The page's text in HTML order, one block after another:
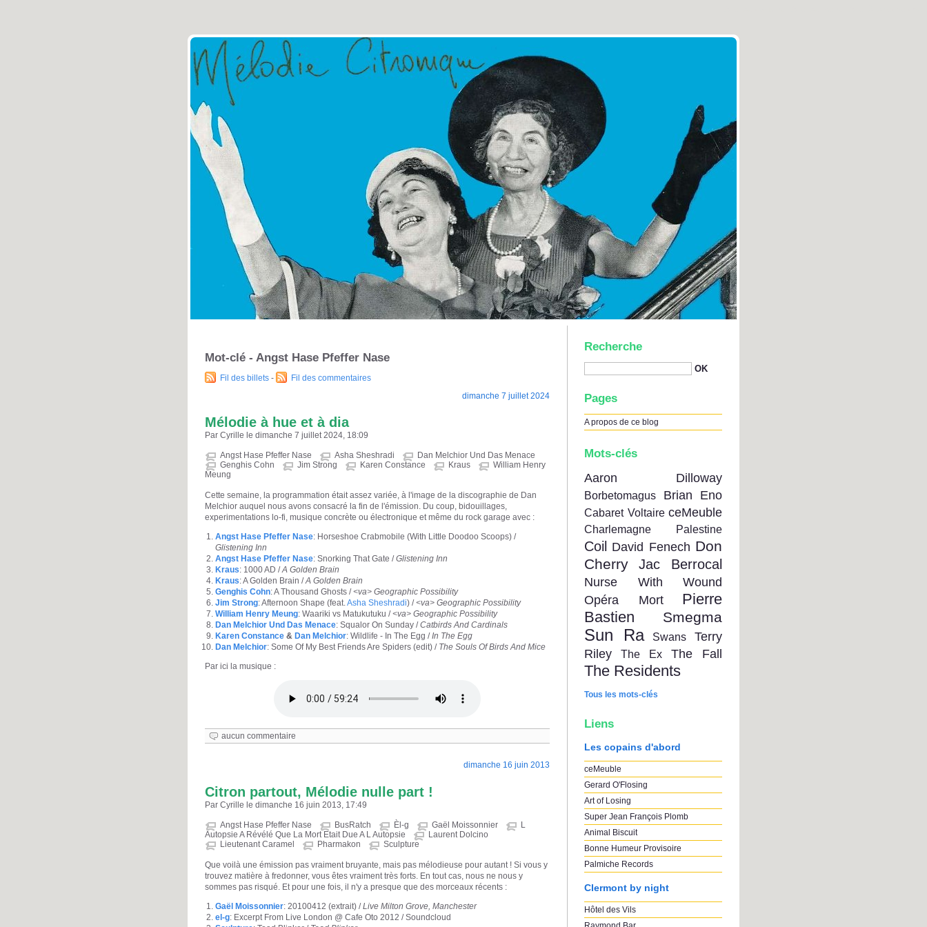
Mot-clé - Angst Hase Pfeffer Nase
Fil des billets -
Fil des commentaires
dimanche 7 juillet 2024
Mélodie à hue et à dia
Par Cyrille le dimanche 7 juillet 2024, 18:09
Angst Hase Pfeffer Nase Asha Sheshradi
Dan Melchior Und Das Menace
Genghis Cohn
Jim Strong Karen Constance Kraus
William Henry
Meung
Cette semaine, la programmation était assez variée, à l'image de la discographie de Dan
Melchior auquel nous avons consacré la fin de l'émission. Du coup, bidouillages,
experimentations lo-fi, musique concrète ou électronique et même du rock garage avec :
Angst Hase Pfeffer Nase: Horseshoe Crabmobile (With Little Doodoo Scoops) /
Glistening Inn
Angst Hase Pfeffer Nase: Snorking That Gate /Glistening Inn
Kraus: 1000 AD /A Golden Brain
Kraus: A Golden Brain /A Golden Brain
Genghis Cohn: A Thousand Ghosts /<va> Geographic Possibility
Jim Strong: Afternoon Shape (feat.Asha Sheshradi) /<va> Geographic Possibility
William Henry Meung: Waariki vs Matukutuku /<va> Geographic Possibility
Dan Melchior Und Das Menace: Squalor On Sunday /Catbirds And Cardinals
Karen Constance & Dan Melchior: Wildlife - In The Egg /In The Egg
Dan Melchior: Some Of My Best Friends Are Spiders (edit) / The Souls Of Birds And Mice
Par ici la musique :
aucun commentaire
dimanche 16 juin 2013
Citron partout, Mélodie nulle part !
Par Cyrille le dimanche 16 juin 2013, 17:49
Angst Hase Pfeffer Nase BusRatch Èl-g Gaël Moissonnier
L
Autopsie A Révélé Que La Mort Etait Due A L Autopsie
Laurent Dolcino
Lieutenant Caramel
Pharmakon Sculpture
Que voilà une émission pas vraiment bruyante, mais pas mélodieuse pour autant ! Si vous y
trouvez matière à fredonner, vous êtes vraiment très forts. En tout cas, nous ne nous y
sommes pas risqué. Et pour une fois, il n'y a presque que des morceaux récents :
Gaël Moissonnier: 20100412 (extrait) /Live Milton Grove, Manchester
el-g: Excerpt From Live London @ Cafe Oto 2012 / Soundcloud
Recherche
Pages
A propos de ce blog
Mots-clés
Aaron Dilloway
Borbetomagus Brian Eno
Cabaret Voltaire ceMeuble
Charlemagne Palestine
Coil David Fenech Don
Cherry
Jac Berrocal
Nurse With Wound
Opéra Mort
Pierre
Bastien
Smegma
Sun Ra Swans
Terry
Riley
The Ex The Fall
The Residents
Tous les mots-clés
Liens
Les copains d'abord
ceMeuble
Gerard O'Flosing
Art of Losing
Super Jean François Plomb
Animal Biscuit
Bonne Humeur Provisoire
Palmiche Records
Clermont by night
Hôtel des Vils